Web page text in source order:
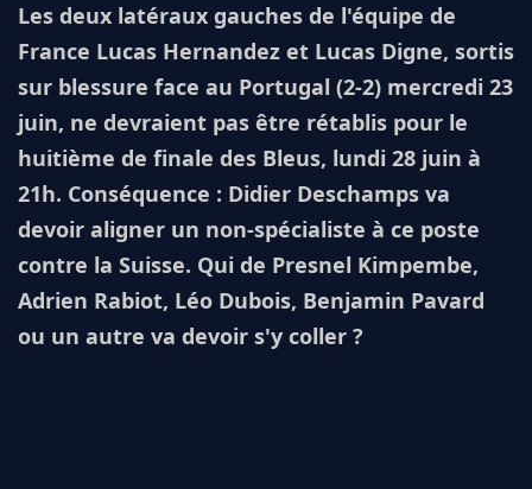
Les deux latéraux gauches de l'équipe de
France Lucas Hernandez et Lucas Digne, sortis
sur blessure face au Portugal (2-2) mercredi 23
juin, ne devraient pas être rétablis pour le
huitième de finale des Bleus, lundi 28 juin à
21h. Conséquence : Didier Deschamps va
devoir aligner un non-spécialiste à ce poste
contre la Suisse. Qui de Presnel Kimpembe,
Adrien Rabiot, Léo Dubois, Benjamin Pavard
ou un autre va devoir s'y coller ?